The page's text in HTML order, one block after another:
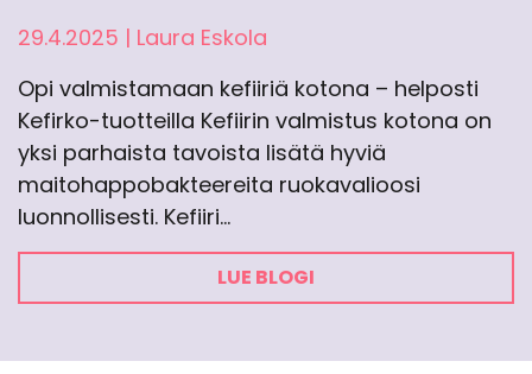
29.4.2025 | Laura Eskola
Opi valmistamaan kefiiriä kotona – helposti
Kefirko-tuotteilla Kefiirin valmistus kotona on
yksi parhaista tavoista lisätä hyviä
maitohappobakteereita ruokavalioosi
luonnollisesti. Kefiiri…
LUE BLOGI